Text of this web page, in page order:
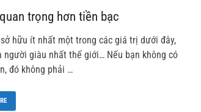
trọng hơn tiền bạc
hữu ít nhất một trong các giá trị dưới đây,
người giàu nhất thế giới… Nếu bạn không có
đó không phải …